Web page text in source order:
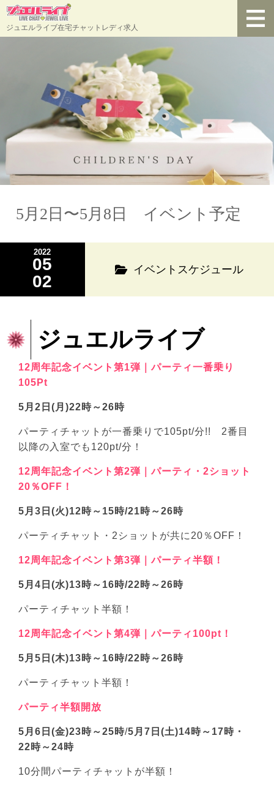
ジュエルライブ在宅チャットレディ求人
5月2日〜5月8日 イベント予定
2022
05
02
イベントスケジュール
ジュエルライブ
12周年記念イベント第1弾｜パーティ一番乗り
105Pt
5月2日(月)22時～26時
パーティチャットが一番乗りで105pt/分!! 2番目
以降の入室でも120pt/分！
12周年記念イベント第2弾｜パーティ・2ショット
20％OFF！
5月3日(火)12時～15時/21時～26時
パーティチャット・2ショットが共に20％OFF！
12周年記念イベント第3弾｜パーティ半額！
5月4日(水)13時～16時/22時～26時
パーティチャット半額！
12周年記念イベント第4弾｜パーティ100pt！
5月5日(木)13時～16時/22時～26時
パーティチャット半額！
パーティ半額開放
5月6日(金)23時～25時/5月7日(土)14時～17時・
22時～24時
10分間パーティチャットが半額！